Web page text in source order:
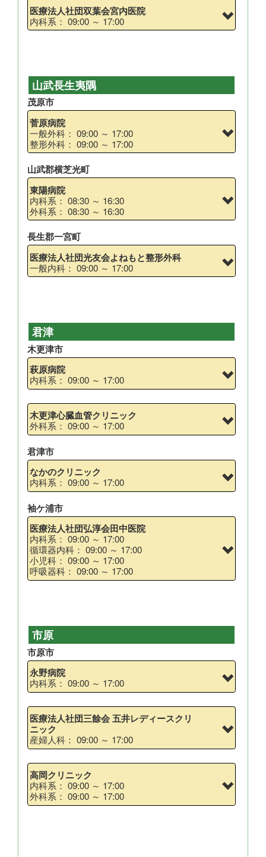
医療法人社団双葉会宮内医院
内科系： 09:00 ～ 17:00
山武長生夷隅
茂原市
菅原病院
一般外科： 09:00 ～ 17:00
整形外科： 09:00 ～ 17:00
山武郡横芝光町
東陽病院
内科系： 08:30 ～ 16:30
外科系： 08:30 ～ 16:30
長生郡一宮町
医療法人社団光友会よねもと整形外科
一般内科： 09:00 ～ 17:00
君津
木更津市
萩原病院
内科系： 09:00 ～ 17:00
木更津心臓血管クリニック
外科系： 09:00 ～ 17:00
君津市
なかのクリニック
内科系： 09:00 ～ 17:00
袖ケ浦市
医療法人社団弘淳会田中医院
内科系： 09:00 ～ 17:00
循環器内科： 09:00 ～ 17:00
小児科： 09:00 ～ 17:00
呼吸器科： 09:00 ～ 17:00
市原
市原市
永野病院
内科系： 09:00 ～ 17:00
医療法人社団三餘会 五井レディースクリ
ニック
産婦人科： 09:00 ～ 17:00
高岡クリニック
内科系： 09:00 ～ 17:00
外科系： 09:00 ～ 17:00